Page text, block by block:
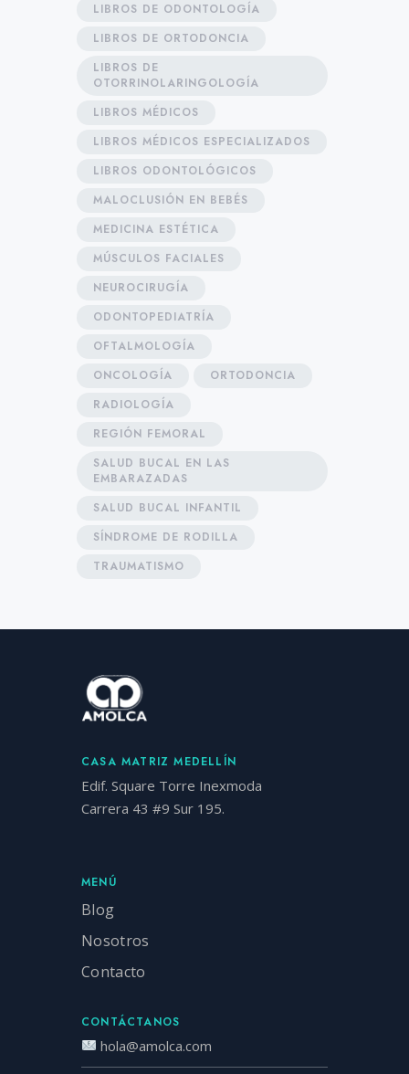
LIBROS DE ODONTOLOGÍA
LIBROS DE ORTODONCIA
LIBROS DE
OTORRINOLARINGOLOGÍA
LIBROS MÉDICOS
LIBROS MÉDICOS ESPECIALIZADOS
LIBROS ODONTOLÓGICOS
MALOCLUSIÓN EN BEBÉS
MEDICINA ESTÉTICA
MÚSCULOS FACIALES
NEUROCIRUGÍA
ODONTOPEDIATRÍA
OFTALMOLOGÍA
ONCOLOGÍA
ORTODONCIA
RADIOLOGÍA
REGIÓN FEMORAL
SALUD BUCAL EN LAS
EMBARAZADAS
SALUD BUCAL INFANTIL
SÍNDROME DE RODILLA
TRAUMATISMO
CASA MATRIZ MEDELLÍN
Edif. Square Torre Inexmoda
Carrera 43 #9 Sur 195.
MENÚ
Blog
Nosotros
Contacto
CONTÁCTANOS
hola@amolca.com